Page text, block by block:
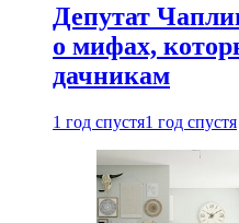
Депутат
о мифах,
дачникам
1 год спустя1 год спустя